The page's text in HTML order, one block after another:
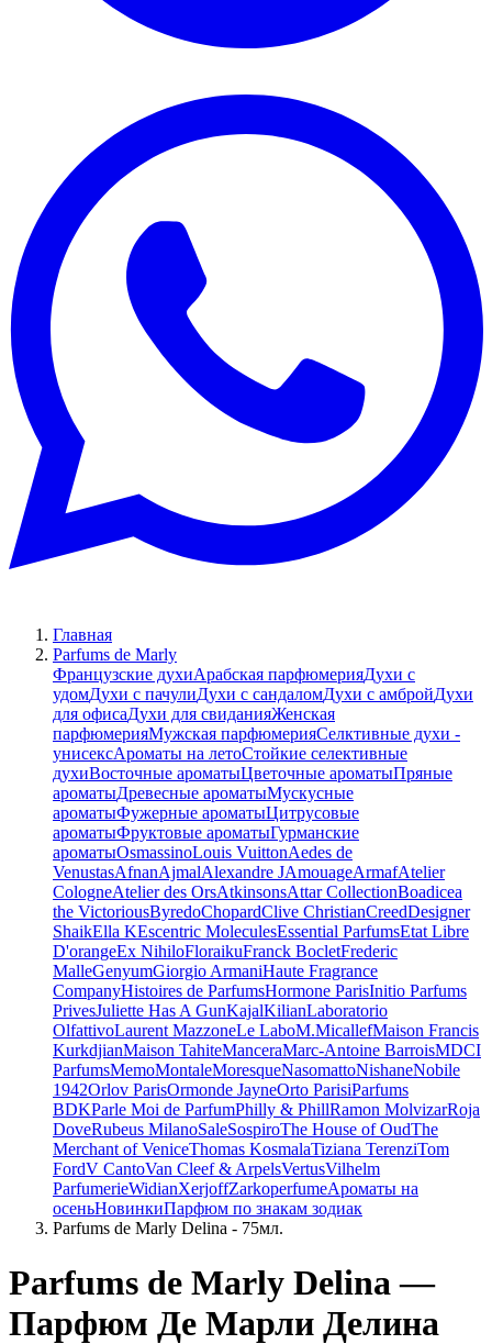
Главная
Parfums de Marly
Французские духиАрабская парфюмерияДухи с
удомДухи с пачулиДухи с сандаломДухи с амбройДухи
для офисаДухи для свиданияЖенская
парфюмерияМужская парфюмерияСелктивные духи -
унисексАроматы на летоСтойкие селективные
духиВосточные ароматыЦветочные ароматыПряные
ароматыДревесные ароматыМускусные
ароматыФужерные ароматыЦитрусовые
ароматыФруктовые ароматыГурманские
ароматыOsmassinoLouis VuittonAedes de
VenustasAfnanAjmalAlexandre JAmouageArmafAtelier
CologneAtelier des OrsAtkinsonsAttar CollectionBoadicea
the VictoriousByredoChopardClive ChristianCreedDesigner
ShaikElla KEscentric MoleculesEssential ParfumsEtat Libre
D'orangeEx NihiloFloraikuFranck BocletFrederic
MalleGenyumGiorgio ArmaniHaute Fragrance
CompanyHistoires de ParfumsHormone ParisInitio Parfums
PrivesJuliette Has A GunKajalKilianLaboratorio
OlfattivoLaurent MazzoneLe LaboM.MicallefMaison Francis
KurkdjianMaison TahiteManceraMarc-Antoine BarroisMDCI
ParfumsMemoMontaleMoresqueNasomattoNishaneNobile
1942Orlov ParisOrmonde JayneOrto ParisiParfums
BDKParle Moi de ParfumPhilly & PhillRamon MolvizarRoja
DoveRubeus MilanoSaleSospiroThe House of OudThe
Merchant of VeniceThomas KosmalaTiziana TerenziTom
FordV CantoVan Cleef & ArpelsVertusVilhelm
ParfumerieWidianXerjoffZarkoperfumeАроматы на
осеньНовинкиПарфюм по знакам зодиак
Parfums de Marly Delina - 75мл.
Parfums de Marly Delina —
Парфюм Де Марли Делина